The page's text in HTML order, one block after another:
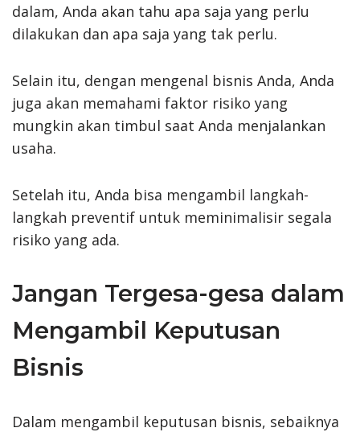
dalam, Anda akan tahu apa saja yang perlu
dilakukan dan apa saja yang tak perlu.
Selain itu, dengan mengenal bisnis Anda, Anda
juga akan memahami faktor risiko yang
mungkin akan timbul saat Anda menjalankan
usaha.
Setelah itu, Anda bisa mengambil langkah-
langkah preventif untuk meminimalisir segala
risiko yang ada.
Jangan Tergesa-gesa dalam
Mengambil Keputusan
Bisnis
Dalam mengambil keputusan bisnis, sebaiknya